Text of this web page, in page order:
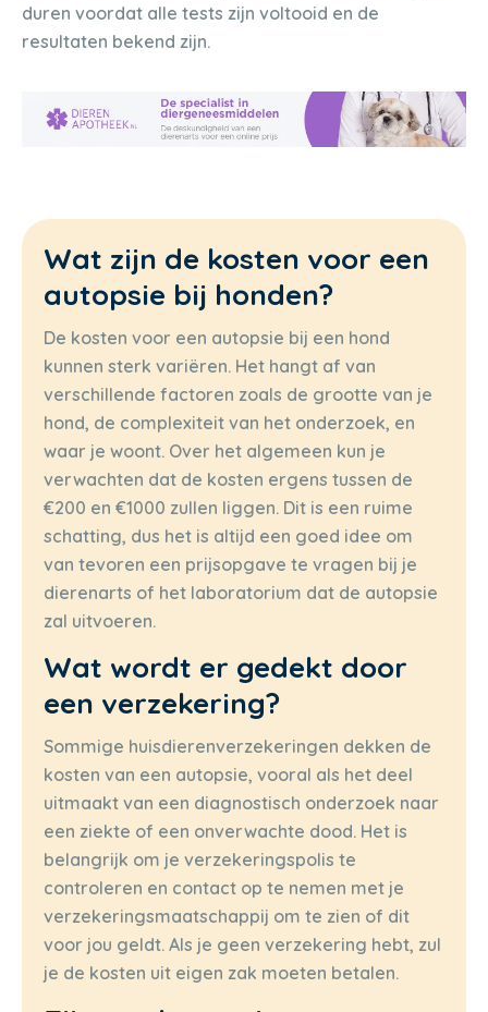
duren voordat alle tests zijn voltooid en de
resultaten bekend zijn.
Wat zijn de kosten voor een
autopsie bij honden?
De kosten voor een autopsie bij een hond
kunnen sterk variëren. Het hangt af van
verschillende factoren zoals de grootte van je
hond, de complexiteit van het onderzoek, en
waar je woont. Over het algemeen kun je
verwachten dat de kosten ergens tussen de
€200 en €1000 zullen liggen. Dit is een ruime
schatting, dus het is altijd een goed idee om
van tevoren een prijsopgave te vragen bij je
dierenarts of het laboratorium dat de autopsie
zal uitvoeren.
Wat wordt er gedekt door
een verzekering?
Sommige huisdierenverzekeringen dekken de
kosten van een autopsie, vooral als het deel
uitmaakt van een diagnostisch onderzoek naar
een ziekte of een onverwachte dood. Het is
belangrijk om je verzekeringspolis te
controleren en contact op te nemen met je
verzekeringsmaatschappij om te zien of dit
voor jou geldt. Als je geen verzekering hebt, zul
je de kosten uit eigen zak moeten betalen.